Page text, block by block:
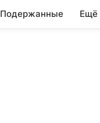
Подержанные Ещё